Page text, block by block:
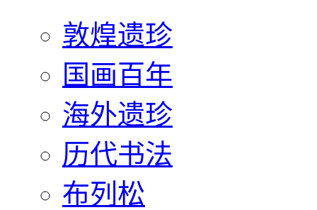
敦煌遗珍
国画百年
海外遗珍
历代书法
布列松